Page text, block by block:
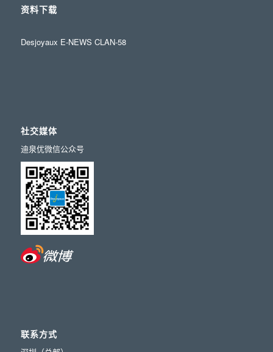
资料下载
Desjoyaux E-NEWS CLAN-58
社交媒体
迪泉优微信公众号
联系方式